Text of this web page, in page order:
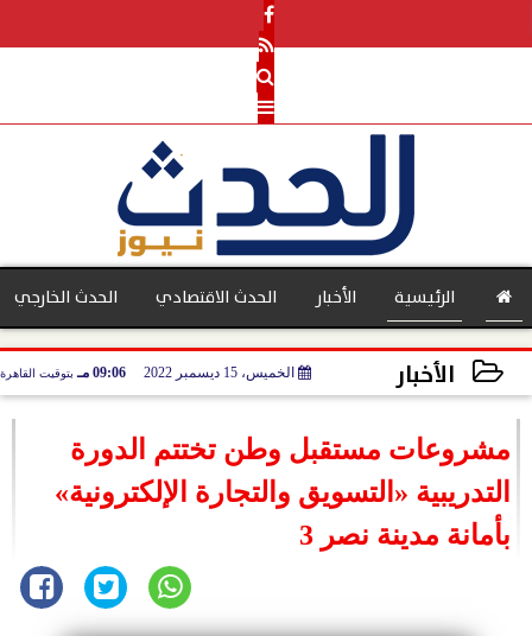
الرئيسية الأخبار الحدث الاقتصادي
بنوك
الحدث الخارجي
الأخبار الخميس، 15 ديسمبر 2022 09:06 مـ بتوقيت القاهرة
مشروعات مستقبل وطن تختتم الدورة
التدريبية «التسويق والتجارة الإلكترونية»
بأمانة مدينة نصر 3